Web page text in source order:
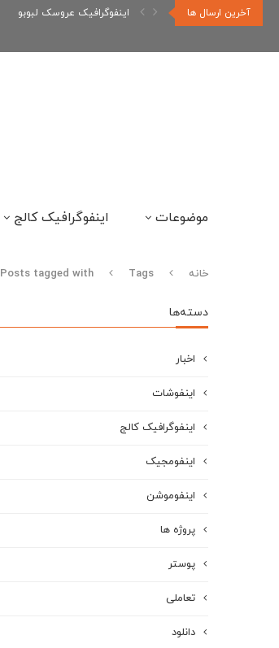
آخرین ارسال ها اینفوگرافیک عروسک لبوبو
موضوعات اینفوگرافیک کالج
خانه Tags Posts tagged with "کاغذ"
دسته‌ها
اخبار
اینفوشات
اینفوگرافیک کالج
اینفومجیک
اینفوموشن
پروژه ها
پوستر
تعاملی
دانلود